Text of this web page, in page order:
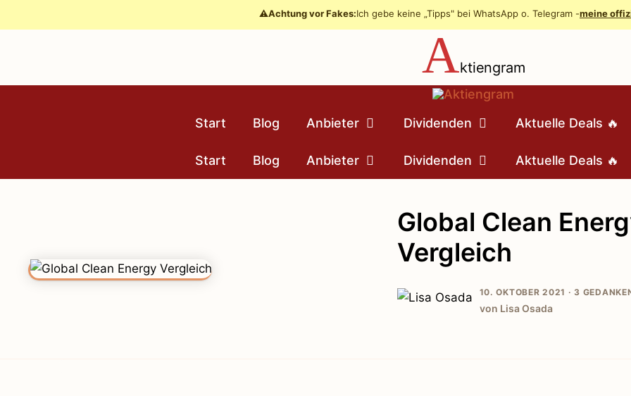
Inhalt
⚠️Achtung vor Fakes:Ich gebe keine „Tipps" bei WhatsApp o. Telegram -meine
Aktiengram
Start Blog Anbieter Dividenden Aktuelle Deals 🔥
Start Blog Anbieter Dividenden Aktuelle Deals 🔥
Global Clean
Vergleich
10. OKTOBER 2021 · 3
von Lisa Osada